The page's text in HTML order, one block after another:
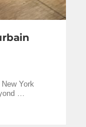
York
…